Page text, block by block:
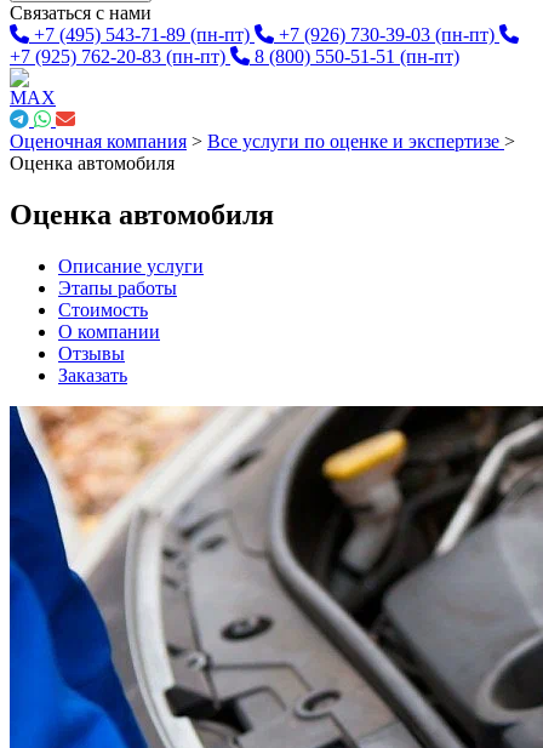
Связаться с нами
+7 (495) 543-71-89 (пн-пт) +7 (926) 730-39-03 (пн-пт)
+7 (925) 762-20-83 (пн-пт) 8 (800) 550-51-51 (пн-пт)
Оценочная компания > Все услуги по оценке и экспертизе >
Оценка автомобиля
Оценка автомобиля
Описание услуги
Этапы работы
Стоимость
О компании
Отзывы
Заказать